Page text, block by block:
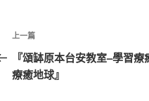
文
章
導
上
一
篇
上一篇
『頌缽原本台安教室–學習
療癒地球』